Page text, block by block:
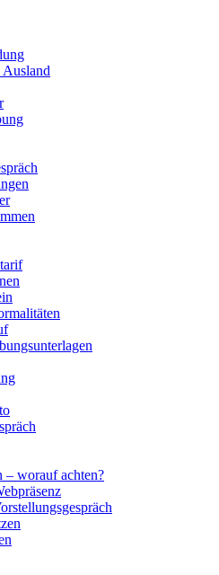
Ausland
– worauf achten?